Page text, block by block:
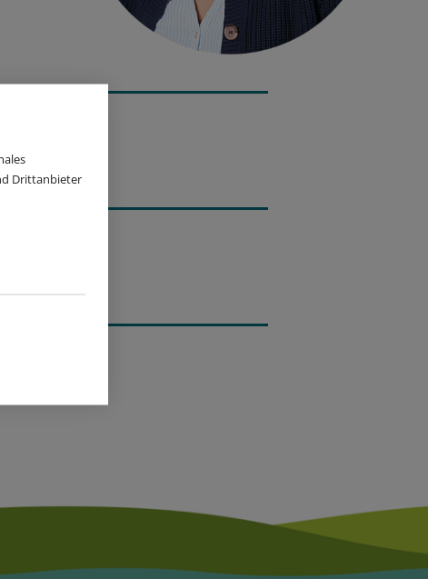
Drittanbieter